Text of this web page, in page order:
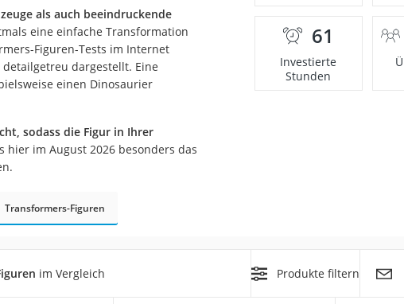
Auto
als auch beeindruckende
eine einfache Transformation
Figuren-Tests im Internet
dargestellt. Eine
einen Dinosaurier
sodass die Figur in Ihrer
hier im August 2026 besonders das
61
Investierte
Stunden
Transformers-Figuren
im Vergleich Produkte filtern